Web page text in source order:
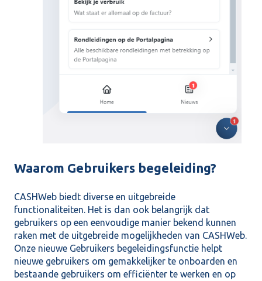
Waarom Gebruikers begeleiding?
CASHWeb biedt diverse en uitgebreide
functionaliteiten. Het is dan ook belangrijk dat
gebruikers op een eenvoudige manier bekend kunnen
raken met de uitgebreide mogelijkheden van CASHWeb.
Onze nieuwe Gebruikers begeleidingsfunctie helpt
nieuwe gebruikers om gemakkelijker te onboarden en
bestaande gebruikers om efficiënter te werken en op